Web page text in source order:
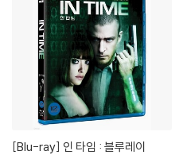
[Blu-ray] 인 타임 : 블루레이